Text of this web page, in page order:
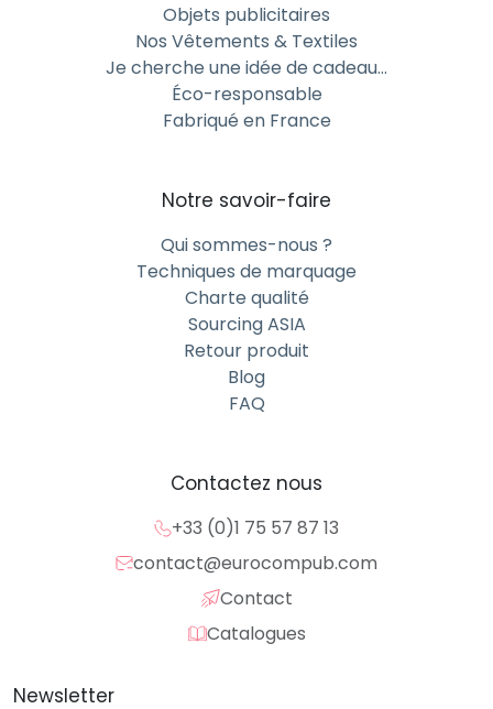
Objets publicitaires
Nos Vêtements & Textiles
Je cherche une idée de cadeau…
Éco-responsable
Fabriqué en France
Notre savoir-faire
Qui sommes-nous ?
Techniques de marquage
Charte qualité
Sourcing ASIA
Retour produit
Blog
FAQ
Contactez nous
+33 (0)1 75 57 87 13
contact@eurocompub.com
Contact
Catalogues
Newsletter